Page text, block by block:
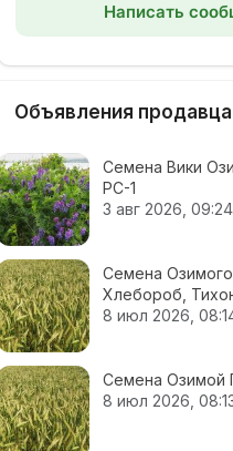
Написать
Объявления продавца
Семена Вики
РС-1
3 авг 2026, 09:24
Семена
Хлебороб,
8 июл 2026,
Семена Озимой
8 июл 2026,